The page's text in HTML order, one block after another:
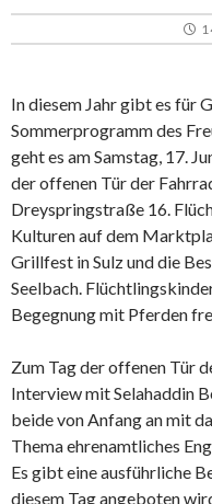
In diesem Jahr gibt es für
Sommerprogramm des
geht es am Samstag, 17.
der offenen Tür der
Dreyspringstraße 16.
Kulturen auf dem
Grillfest in Sulz und die
Seelbach.
Begegnung mit Pferden
Zum Tag der offenen Tür
Interview mit Selahaddin
beide von Anfang an mit
Thema ehrenamtliches
Es gibt eine ausführliche
diesem Tag angeboten